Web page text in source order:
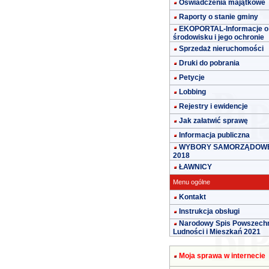
Oświadczenia majątkowe
Raporty o stanie gminy
EKOPORTAL-Informacje o
środowisku i jego ochronie
Sprzedaż nieruchomości
Druki do pobrania
Petycje
Lobbing
Rejestry i ewidencje
Jak załatwić sprawę
Informacja publiczna
WYBORY
2018
ŁAWNICY
Menu ogólne
Kontakt
Instrukcja obsługi
Narodowy Spis
Ludności i Mieszkań 2021
Moja sprawa w internecie